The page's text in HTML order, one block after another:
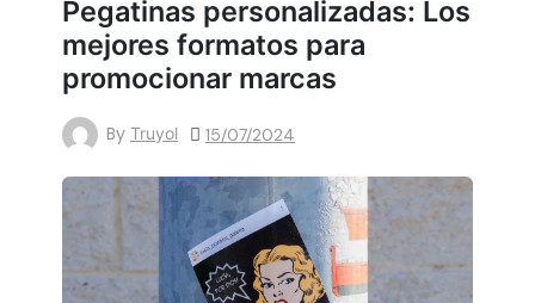
Pegatinas personalizadas: Los
mejores formatos para
promocionar marcas
By Truyol 15/07/2024